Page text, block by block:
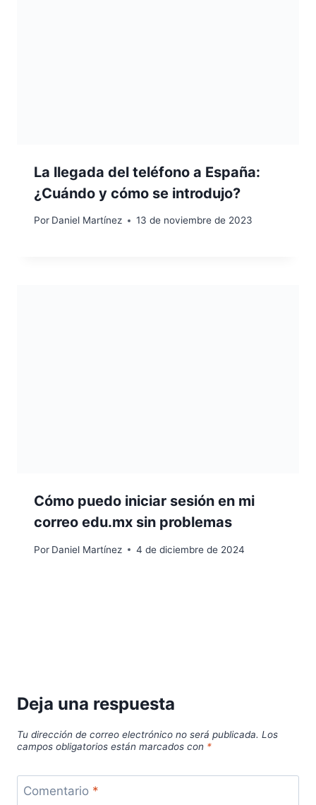
La llegada del teléfono a España:
¿Cuándo y cómo se introdujo?
Por Daniel Martínez 13 de noviembre de 2023
Cómo puedo iniciar sesión en mi
correo edu.mx sin problemas
Por Daniel Martínez 4 de diciembre de 2024
Deja una respuesta
Tu dirección de correo electrónico no será publicada. Los
campos obligatorios están marcados con *
Comentario *